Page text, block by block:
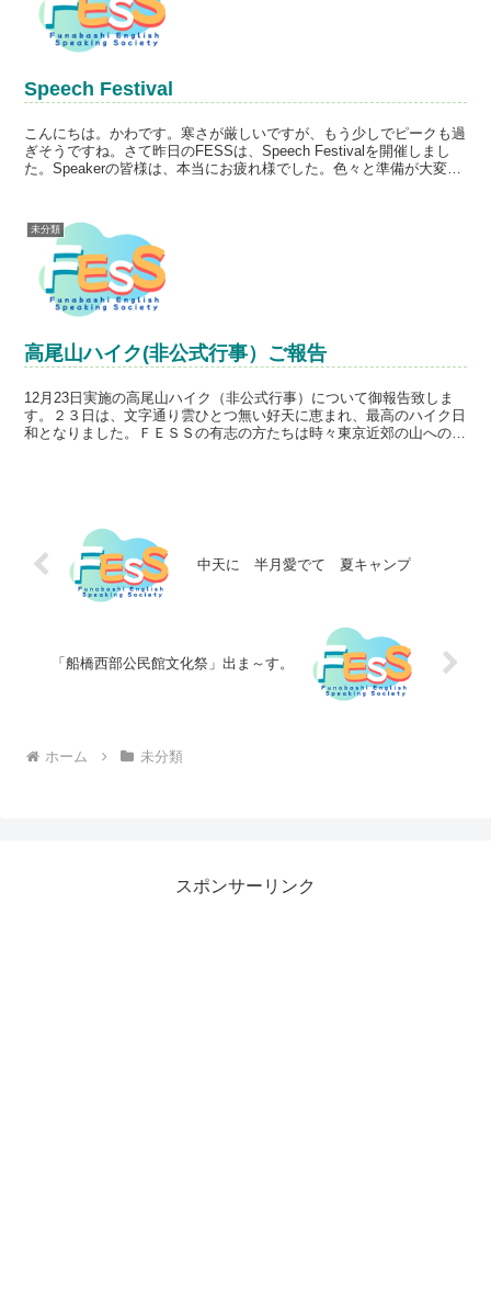
Speech Festival
こんにちは。かわです。寒さが厳しいですが、もう少しでピークも過
ぎそうですね。さて昨日のFESSは、Speech Festivalを開催しまし
た。Speakerの皆様は、本当にお疲れ様でした。色々と準備が大変だ
未分類
高尾山ハイク(非公式行事）ご報告
12月23日実施の高尾山ハイク（非公式行事）について御報告致しま
す。２３日は、文字通り雲ひとつ無い好天に恵まれ、最高のハイク日
和となりました。ＦＥＳＳの有志の方たちは時々東京近郊の山へのハ
中天に 半月愛でて 夏キャンプ
「船橋西部公民館文化祭」出ま～す。
ホーム 未分類
スポンサーリンク